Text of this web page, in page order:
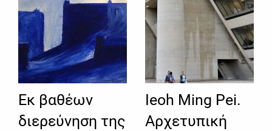
Εκ βαθέων
διερεύνηση της
Ieoh Ming Pei.
Αρχετυπική